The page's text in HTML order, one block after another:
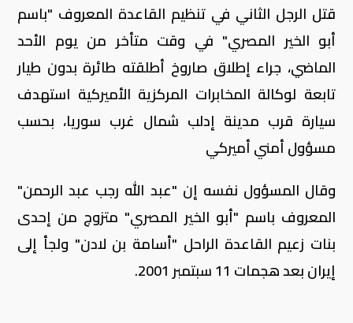
قتل الرجل الثاني في تنظيم القاعدة المعروف "باسم
أبو الخير المصري" في وقت متأخر من يوم الأحد
الماضي، جراء إطلاق صاروخ أطلقته طائرة بدون طيار
تابعة لوكالة المخابرات المركزية الأميركية استهدف
سيارة قرب مدينة إدلب شمال غرب سوريا، بحسب
مسؤول أمني أميركي
وقال المسؤول نفسه إن "عبد الله رجب عبد الرحمن"
المعروف باسم "أبو الخير المصري" متزوج من إحدى
بنات زعيم القاعدة الراحل "أسامة بن لادن" ولجأ إلى
إيران بعد هجمات 11 سبتمبر 2001.